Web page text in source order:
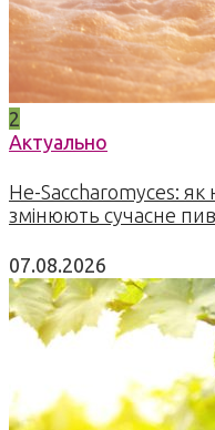
2
Актуально
Не-Saccharomyces: як
змінюють сучасне
07.08.2026